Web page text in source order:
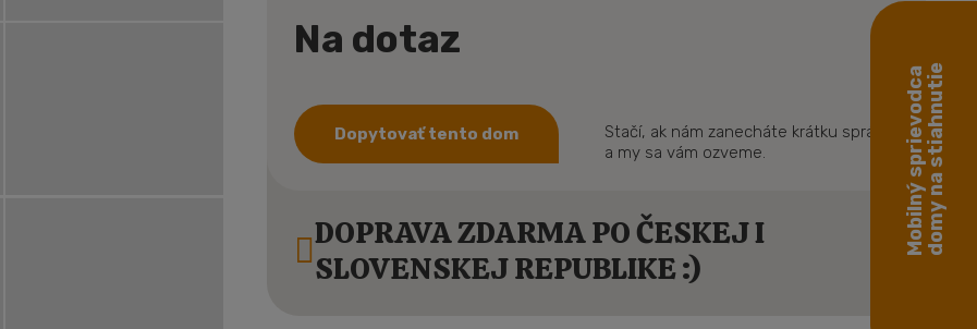
Na dotaz
Dopytovať tento dom
Stačí, ak nám zanecháte krátku správu
a my sa vám ozveme.
DOPRAVA ZDARMA PO ČESKEJ I
SLOVENSKEJ REPUBLIKE :)
Mobilný sprievodcadomy na stiahnutie